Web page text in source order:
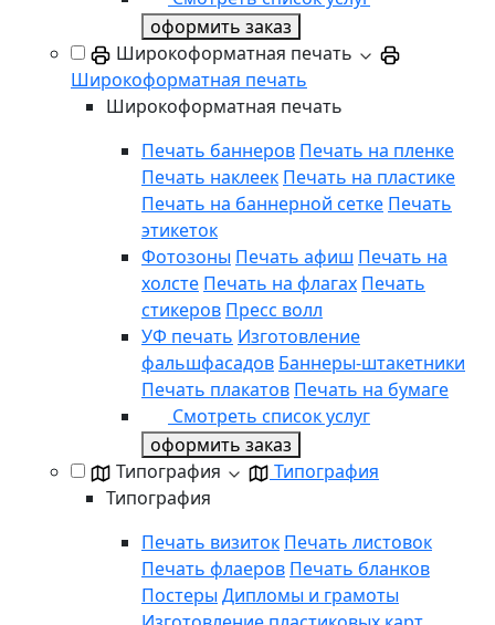
оформить заказ
Широкоформатная печать
Широкоформатная печать
Широкоформатная печать
Печать баннеров Печать на пленке
Печать наклеек Печать на пластике
Печать на баннерной сетке Печать
этикеток
Фотозоны Печать афиш Печать на
холсте Печать на флагах Печать
стикеров Пресс волл
УФ печать Изготовление
фальшфасадов Баннеры-штакетники
Печать плакатов Печать на бумаге
Смотреть список услуг
оформить заказ
Типография
Типография
Типография
Печать визиток Печать листовок
Печать флаеров Печать бланков
Постеры Дипломы и грамоты